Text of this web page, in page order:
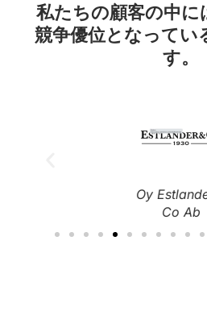
私たちの顧客の中に
競争優位となってい
す。​
Oy
Co Ab